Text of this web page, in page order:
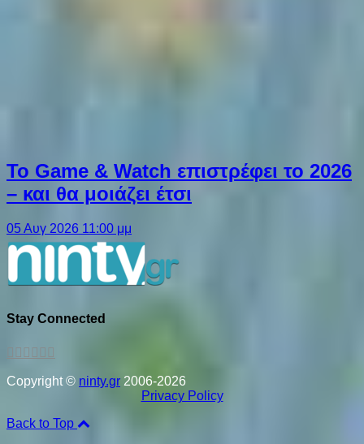
Το Game & Watch επιστρέφει το 2026
– και θα μοιάζει έτσι
05 Αυγ 2026 11:00 μμ
Stay Connected
Copyright © ninty.gr 2006-2026
Privacy Policy
Back to Top